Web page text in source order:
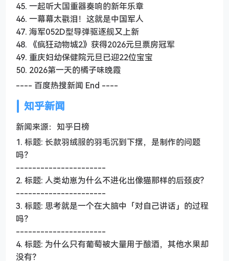
45. 一起听大国重器奏响的新年乐章
46. 一幕幕太戳泪！这就是中国军人
47. 海军052D型导弹驱逐舰又上新
48. 《疯狂动物城2》获得2026元旦票房冠军
49. 重庆妇幼保健院元旦已迎22位宝宝
50. 2026第一天的橘子味晚霞
---- 百度热搜新闻 End ----
知乎新闻
新闻来源：知乎日榜
1. 标题: 长款羽绒服的羽毛沉到下摆，是制作的问题
吗？
----------------------
2. 标题: 人类幼崽为什么不进化出像猫那样的后颈皮?
----------------------
3. 标题: 思考就是一个在大脑中「对自己讲话」的过程
吗？
----------------------
4. 标题: 为什么只有葡萄被大量用于酿酒，其他水果却
没有？